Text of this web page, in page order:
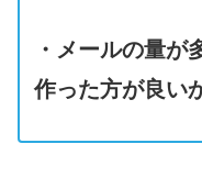
・メールの量が
作った方が良い